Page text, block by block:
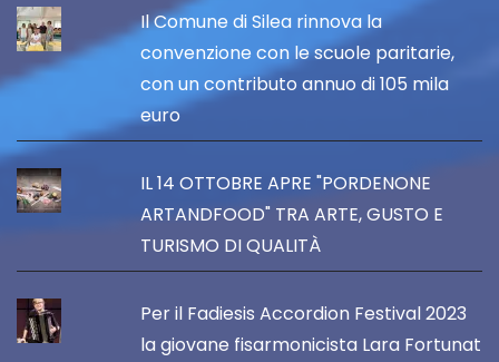
Il Comune di Silea rinnova la
convenzione con le scuole paritarie,
con un contributo annuo di 105 mila
euro
IL 14 OTTOBRE APRE "PORDENONE
ARTANDFOOD" TRA ARTE, GUSTO E
TURISMO DI QUALITÀ
Per il Fadiesis Accordion Festival 2023
la giovane fisarmonicista Lara Fortunat